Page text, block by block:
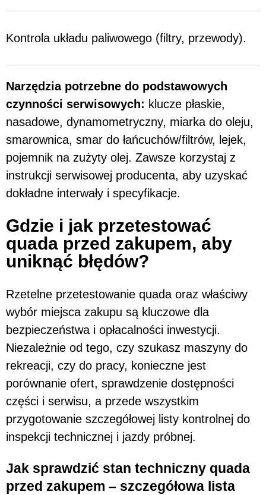
Kontrola układu paliwowego (filtry, przewody).
Narzędzia potrzebne do podstawowych
czynności serwisowych: klucze płaskie,
nasadowe, dynamometryczny, miarka do oleju,
smarownica, smar do łańcuchów/filtrów, lejek,
pojemnik na zużyty olej. Zawsze korzystaj z
instrukcji serwisowej producenta, aby uzyskać
dokładne interwały i specyfikacje.
Gdzie i jak przetestować
quada przed zakupem, aby
uniknąć błędów?
Rzetelne przetestowanie quada oraz właściwy
wybór miejsca zakupu są kluczowe dla
bezpieczeństwa i opłacalności inwestycji.
Niezależnie od tego, czy szukasz maszyny do
rekreacji, czy do pracy, konieczne jest
porównanie ofert, sprawdzenie dostępności
części i serwisu, a przede wszystkim
przygotowanie szczegółowej listy kontrolnej do
inspekcji technicznej i jazdy próbnej.
Jak sprawdzić stan techniczny quada
przed zakupem – szczegółowa lista